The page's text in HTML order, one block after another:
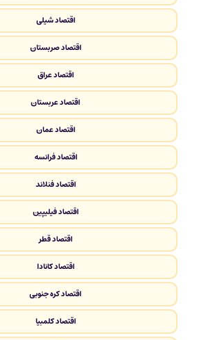
اقتصاد شیلی
اقتصاد صربستان
اقتصاد عراق
اقتصاد عربستان
اقتصاد عمان
اقتصاد فرانسه
اقتصاد فنلاند
اقتصاد فیلیپین
اقتصاد قطر
اقتصاد کانادا
اقتصاد کره جنوبی
اقتصاد کلمبیا